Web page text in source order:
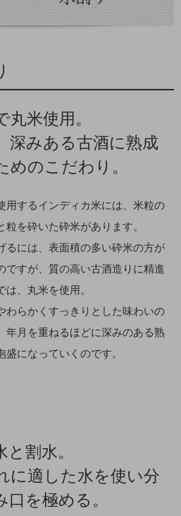
丸米使用。
深みある古酒に熟成
めのこだわり。
用するインディカ米には、米粒の
粒を砕いた砕米があります。
るには、表面積の多い砕米の方が
ですが、質の高い古酒造りに精進
は、丸米を使用。
わらかくすっきりとした味わいの
年月を重ねるほどに深みのある熟
盛になっていくのです。
割水。
に適した水を使い分
口を極める。